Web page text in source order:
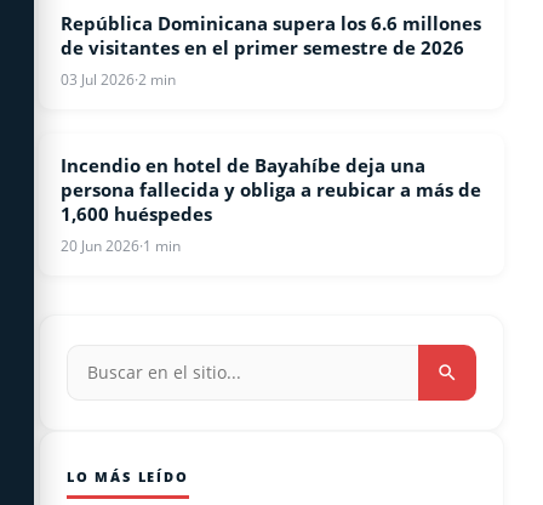
República Dominicana supera los 6.6 millones
de visitantes en el primer semestre de 2026
03 Jul 2026·2 min
BAYAHIBE
Incendio en hotel de Bayahíbe deja una
persona fallecida y obliga a reubicar a más de
1,600 huéspedes
20 Jun 2026·1 min
LO MÁS LEÍDO